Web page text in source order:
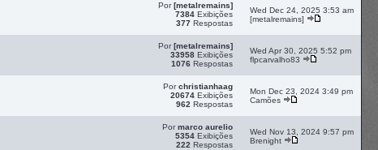
Por[metalremains]
7384Exibições
377Respostas
Wed Dec 24, 2025 3:53 am
[metalremains]
Por [metalremains]
33958Exibições
1076 Respostas
Wed Apr 30, 2025 5:52 pm
flpcarvalho83
Porchristianhaag
20674Exibições
962 Respostas
Mon Dec 23, 2024 3:49 pm
Camões
Por marco aurelio
5354Exibições
222 Respostas
Wed Nov 13, 2024 9:57 pm
Brenight